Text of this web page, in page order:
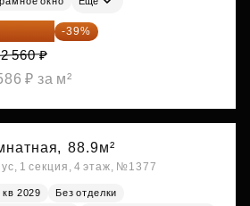
562 ₽ -39%
560 ₽
₽ за м²
88.9м²
1 секция, 4 этаж, №1377
кв 2029
Без отделки